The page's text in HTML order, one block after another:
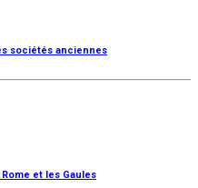
sociétés anciennes
et les Gaules